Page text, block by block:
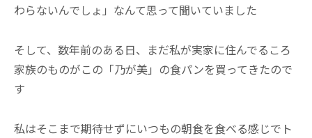
わらないんでしょ」なんて思って聞いていました
そして、数年前のある日、まだ私が実家に住んでるころ
家族のものがこの「乃が美」の食パンを買ってきたので
す
私はそこまで期待せずにいつもの朝食を食べる感じでト